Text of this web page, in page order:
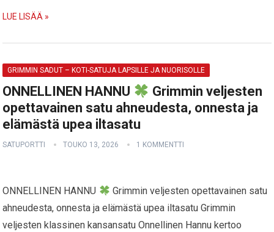
LUE LISÄÄ »
GRIMMIN SADUT – KOTI-SATUJA LAPSILLE JA NUORISOLLE
ONNELLINEN HANNU
Grimmin veljesten
opettavainen satu ahneudesta, onnesta ja
elämästä upea iltasatu
SATUPORTTI TOUKO 13, 2026 1 KOMMENTTI
ONNELLINEN HANNU
Grimmin veljesten opettavainen satu
ahneudesta, onnesta ja elämästä upea iltasatu Grimmin
veljesten klassinen kansansatu Onnellinen Hannu kertoo